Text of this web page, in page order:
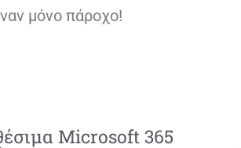
μόνο πάροχο!
Microsoft 365